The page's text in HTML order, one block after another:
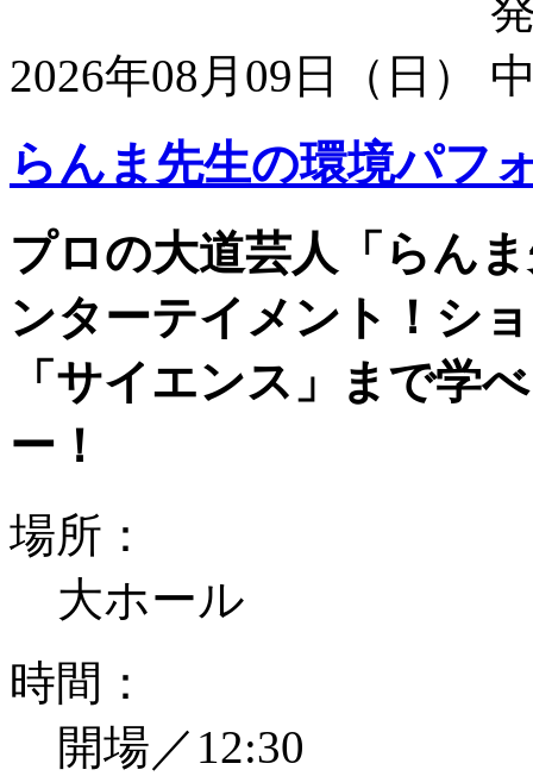
2026年08月09日（日）
らんま先生の環境パフ
プロの大道芸人「らん
ンターテイメント！シ
「サイエンス」まで学
ー！
場所：
大ホール
時間：
開場／12:30